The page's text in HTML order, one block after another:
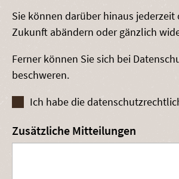
Sie können darüber hinaus
Zukunft abändern oder gänzlich
Ferner können Sie sich bei
beschweren.
Ich habe die
Zusätzliche Mitteilungen